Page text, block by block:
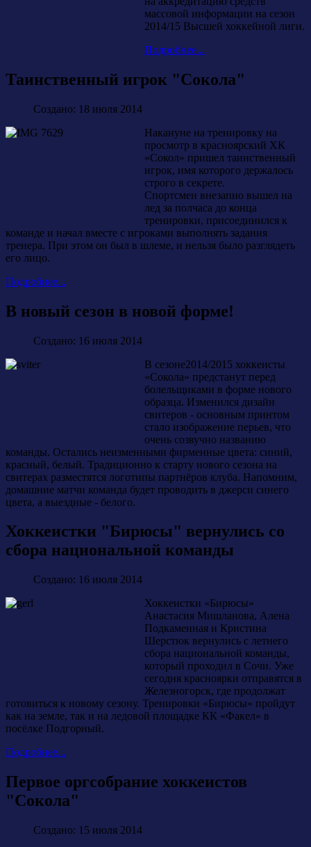
массовой информации на сезон
2014/15 Высшей хоккейной лиги.
Подробнее...
Таинственный игрок "Сокола"
Создано: 18 июля 2014
Накануне на тренировку на
просмотр в красноярский ХК
«Сокол» пришел таинственный
игрок, имя которого держалось
строго в секрете.
Спортсмен внезапно вышел на
лед за полчаса до конца
тренировки, присоединился к
команде и начал вместе с игроками выполнять задания
тренера. При этом он был в шлеме, и нельзя было разглядеть
его лицо.
Подробнее...
В новый сезон в новой форме!
Создано: 16 июля 2014
В сезоне2014/2015 хоккеисты
«Сокола» предстанут перед
болельщиками в форме нового
образца. Изменился дизайн
свитеров - основным принтом
стало изображение перьев, что
очень созвучно названию
команды. Остались неизменными фирменные цвета: синий,
красный, белый. Традиционно к старту нового сезона на
свитерах разместятся логотипы партнёров клуба. Напомним,
домашние матчи команда будет проводить в джерси синего
цвета, а выездные - белого.
Хоккеистки "Бирюсы" вернулись со
сбора национальной команды
Создано: 16 июля 2014
Хоккеистки «Бирюсы»
Анастасия Мишланова, Алена
Подкаменная и Кристина
Шерстюк вернулись с летнего
сбора национальной команды,
который проходил в Сочи. Уже
сегодня красноярки отправятся в
Железногорск, где продолжат
готовиться к новому сезону. Тренировки «Бирюсы» пройдут
как на земле, так и на ледовой площадке КК «Факел» в
посёлке Подгорный.
Подробнее...
Первое оргсобрание хоккеистов
"Сокола"
Создано: 15 июля 2014